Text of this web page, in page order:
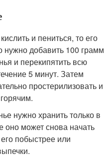
и пениться, то его
нужно добавить 100 грамм
и перекипятить всю
5 минут. Затем
простерилизовать и
нужно хранить только в
оно может снова начать
побыстрее или